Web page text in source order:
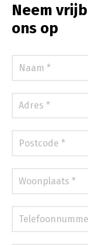
Neem
ons op